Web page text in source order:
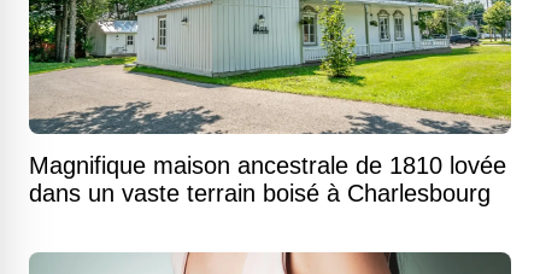
Magnifique maison ancestrale de 1810 lovée
dans un vaste terrain boisé à Charlesbourg